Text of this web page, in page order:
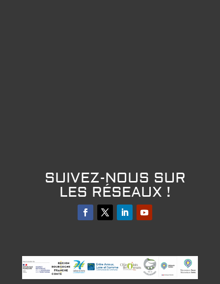
SUIVEZ-NOUS SUR
LES RÉSEAUX !